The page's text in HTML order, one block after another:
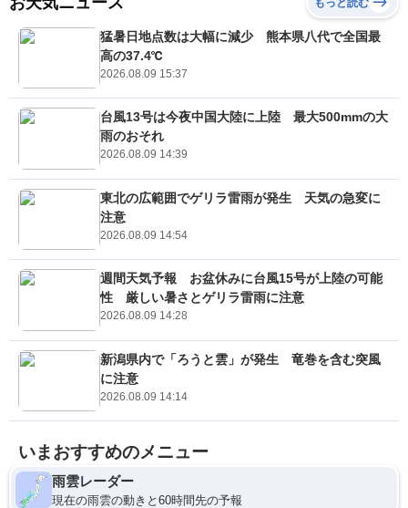
猛暑日地点数は大幅に減少 熊本県八代で全国最
高の37.4℃
2026.08.09 15:37
台風13号は今夜中国大陸に上陸 最大500mmの大
雨のおそれ
2026.08.09 14:39
東北の広範囲でゲリラ雷雨が発生 天気の急変に
注意
2026.08.09 14:54
週間天気予報 お盆休みに台風15号が上陸の可能
性 厳しい暑さとゲリラ雷雨に注意
2026.08.09 14:28
新潟県内で「ろうと雲」が発生 竜巻を含む突風
に注意
2026.08.09 14:14
いまおすすめのメニュー
雨雲レーダー
現在の雨雲の動きと60時間先の予報